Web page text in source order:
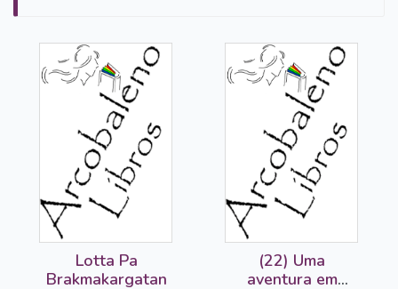
Lotta Pa
Brakmakargatan
(22) Uma
aventura em